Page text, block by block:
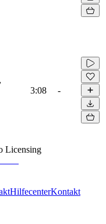
3:08 -
Licensing
HilfecenterKontakt